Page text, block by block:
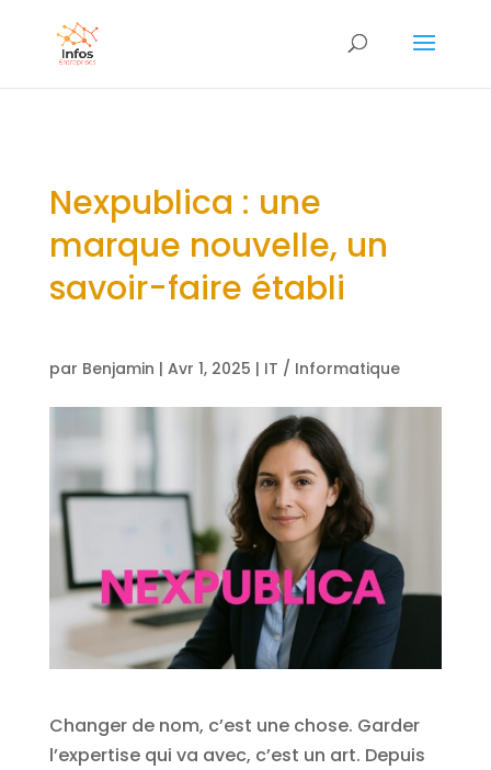
Nexpublica : une
marque nouvelle, un
savoir-faire établi
par Benjamin | Avr 1, 2025 | IT / Informatique
Changer de nom, c’est une chose. Garder
l’expertise qui va avec, c’est un art. Depuis